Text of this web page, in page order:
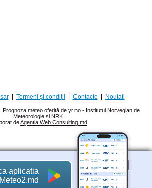
| Termeni și condiții Contacte Noutati
Prognoza meteo oferită de yr.no - Institutul Norvegian de
Meteorologie și NRK
deAgentia Web Consulting.md
aplicatia
Meteo2.md